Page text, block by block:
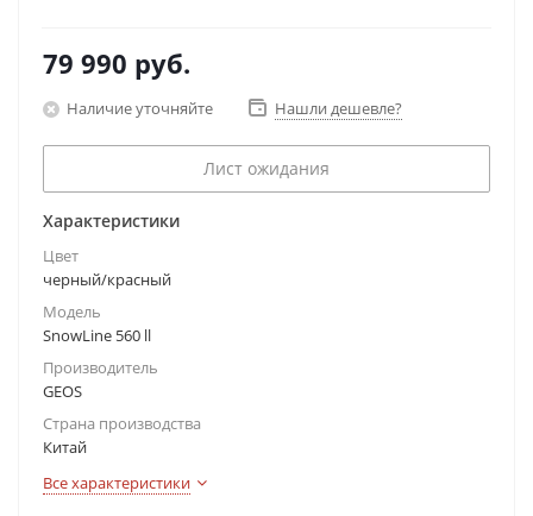
79 990 руб.
Наличие уточняйте Нашли дешевле?
Лист ожидания
Характеристики
Цвет
черный/красный
Модель
SnowLine 560 ll
Производитель
GEOS
Страна производства
Китай
Все характеристики